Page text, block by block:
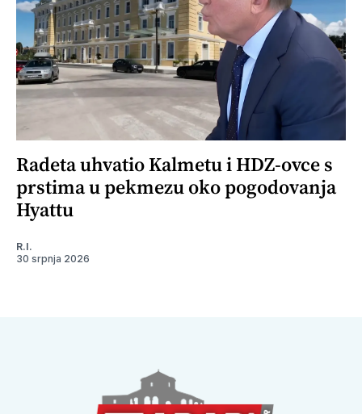
Radeta uhvatio Kalmetu i HDZ-ovce s
prstima u pekmezu oko pogodovanja
Hyattu
R.I.
30 srpnja 2026